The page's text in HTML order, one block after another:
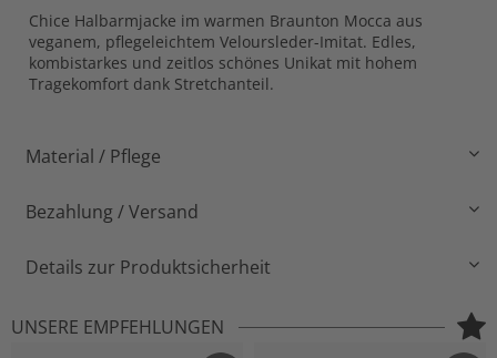
Chice Halbarmjacke im warmen Braunton Mocca aus
veganem, pflegeleichtem Veloursleder-Imitat. Edles,
kombistarkes und zeitlos schönes Unikat mit hohem
Tragekomfort dank Stretchanteil.
Material / Pflege
Bezahlung / Versand
Details zur Produktsicherheit
UNSERE EMPFEHLUNGEN